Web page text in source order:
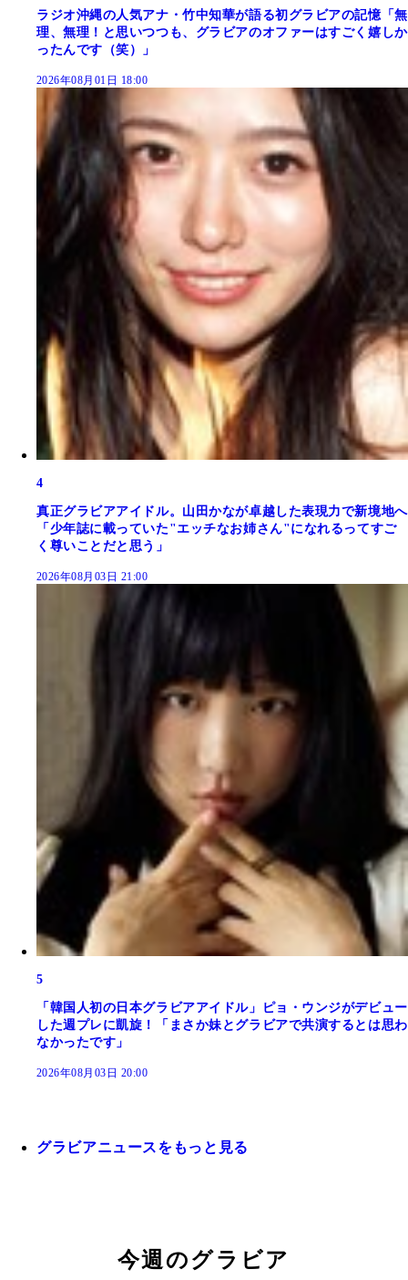
ラジオ沖縄の人気アナ・竹中知華が語る初グラビアの記憶「無
理、無理！と思いつつも、グラビアのオファーはすごく嬉しか
ったんです（笑）」
2026年08月01日 18:00
4
真正グラビアアイドル。山田かなが卓越した表現力で新境地へ
「少年誌に載っていた"エッチなお姉さん"になれるってすご
く尊いことだと思う」
2026年08月03日 21:00
5
「韓国人初の日本グラビアアイドル」ピョ・ウンジがデビュー
した週プレに凱旋！「まさか妹とグラビアで共演するとは思わ
なかったです」
2026年08月03日 20:00
グラビアニュースをもっと見る
今週のグラビア